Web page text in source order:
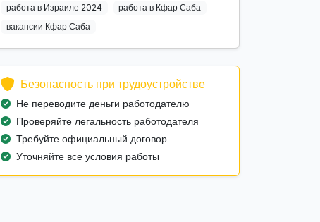
работа в Израиле 2024
работа в Кфар Саба
вакансии Кфар Саба
Безопасность при трудоустройстве
Не переводите деньги работодателю
Проверяйте легальность работодателя
Требуйте официальный договор
Уточняйте все условия работы